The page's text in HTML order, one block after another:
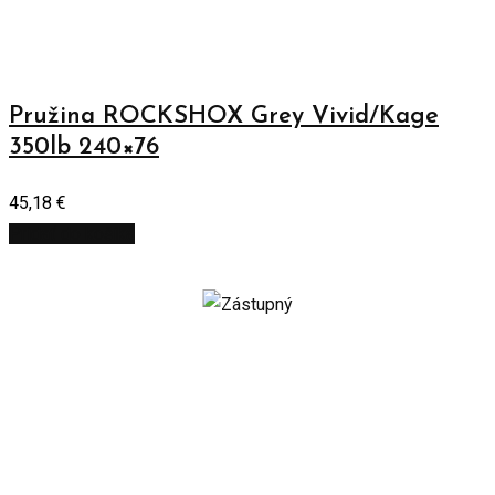
Pružina ROCKSHOX Grey Vivid/Kage
350lb 240×76
45,18 €